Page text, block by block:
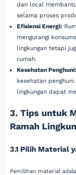
dan local
selama proses
Efisiensi Energi:
mengurangi
lingkungan tetapi
rumah.
Kesehatan Penghuni:
kesehatan
lingkungan dapat
3. Tips untuk
Ramah
3.1 Pilih Material
Pemilihan material